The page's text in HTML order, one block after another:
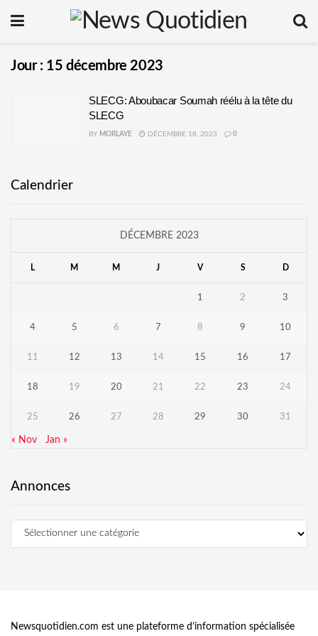
Jour : 15 décembre 2023
SLECG: Aboubacar Soumah réélu à la tête du
SLECG
BY MORLAYE DÉCEMBRE 18, 2023 0
Calendrier
DÉCEMBRE 2023
L M M J V S D
1 2 3
4 5 6 7 8 9 10
11 12 13 14 15 16 17
18 19 20 21 22 23 24
25 26 27 28 29 30 31
« Nov Jan »
Annonces
Newsquotidien.com est une plateforme d’information spécialisée